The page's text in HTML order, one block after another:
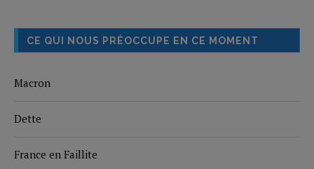
CE QUI NOUS PRÉOCCUPE EN CE MOMENT
Macron
Dette
France en Faillite